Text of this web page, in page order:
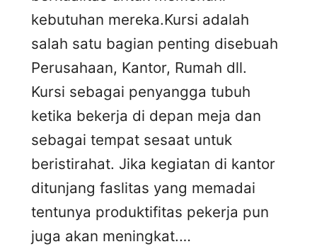
kebutuhan mereka.Kursi adalah
salah satu bagian penting disebuah
Perusahaan, Kantor, Rumah dll.
Kursi sebagai penyangga tubuh
ketika bekerja di depan meja dan
sebagai tempat sesaat untuk
beristirahat. Jika kegiatan di kantor
ditunjang faslitas yang memadai
tentunya produktifitas pekerja pun
juga akan meningkat.…